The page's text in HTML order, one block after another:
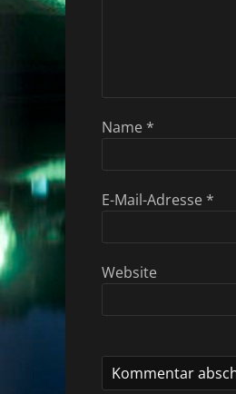
Name *
E-Mail-Adresse *
Website